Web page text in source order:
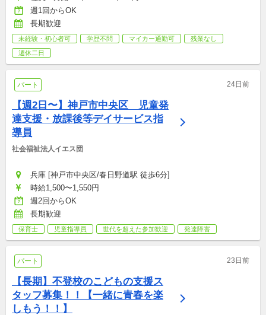
週1回からOK
長期歓迎
未経験・初心者可 学歴不問 マイカー通勤可
残業なし
週休二日
パート 24日前
【週2日〜】神戸市中央区　児童発
達支援・放課後等デイサービス指
導員
社会福祉法人イエス団
兵庫 [神戸市中央区/春日野道駅 徒歩6分]
時給1,500〜1,550円
週2回からOK
長期歓迎
保育士 児童指導員 世代を超えた参加歓迎 発達障害
パート 23日前
【長期】不登校のこどもの支援ス
タッフ募集！！【一緒に青春を楽
しもう！！】